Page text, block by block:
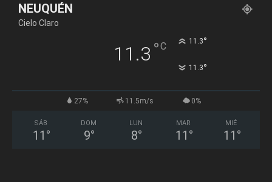
NEUQUÉN
Cielo Claro
11.3 °C 11.3°
11.3°
27% 11.5m/s 0%
SÁB
11 °
DOM
9°
LUN
8°
MAR
11 °
MIÉ
11 °